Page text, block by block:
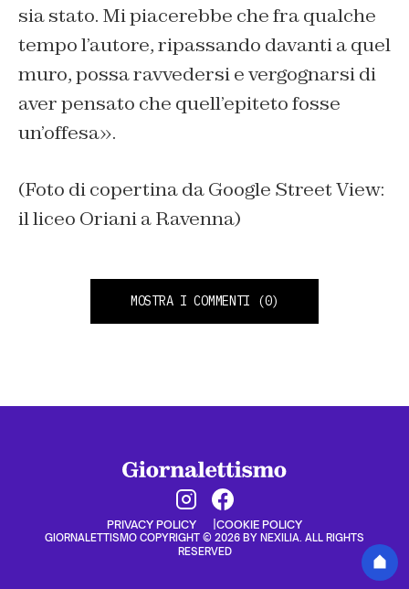
sia stato. Mi piacerebbe che fra qualche
tempo l’autore, ripassando davanti a quel
muro, possa ravvedersi e vergognarsi di
aver pensato che quell’epiteto fosse
un’offesa».
(Foto di copertina da Google Street View:
il liceo Oriani a Ravenna)
MOSTRA I COMMENTI (0)
PRIVACY POLICY COOKIE POLICY
GIORNALETTISMO COPYRIGHT © 2026 BY NEXILIA. ALL RIGHTS
RESERVED